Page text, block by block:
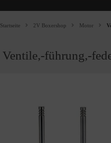
Startseite 2V Boxershop Motor
Ventile,-führung,-